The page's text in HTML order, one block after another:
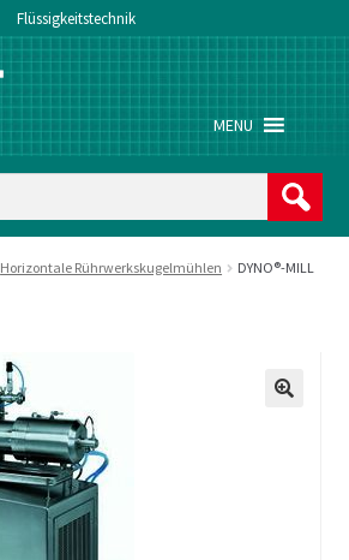
Flüssigkeitstechnik
MENU
Horizontale Rührwerkskugelmühlen
DYNO®-MILL